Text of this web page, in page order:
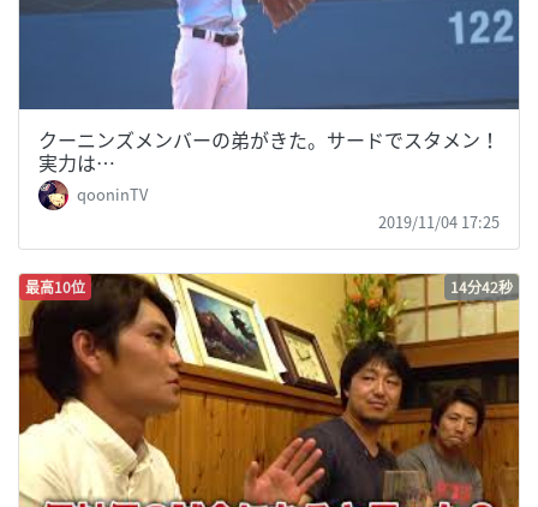
クーニンズメンバーの弟がきた。サードでスタメン！
実力は…
qooninTV
2019/11/04 17:25
最高10位 14分42秒